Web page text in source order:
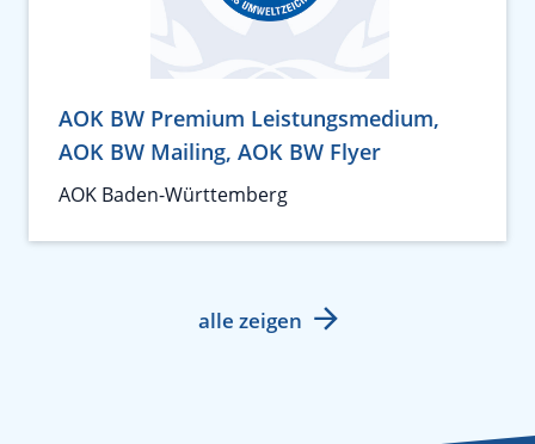
AOK BW Premium Leistungsmedium,
AOK BW Mailing, AOK BW Flyer
AOK Baden-Württemberg
alle zeigen